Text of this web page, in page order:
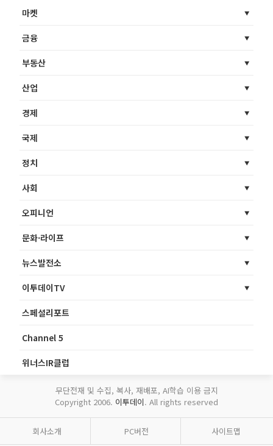
마켓
금융
부동산
산업
경제
국제
정치
사회
오피니언
문화·라이프
뉴스발전소
이투데이TV
스페셜리포트
Channel 5
위너스IR클럽
무단전재 및 수집, 복사, 재배포, AI학습 이용 금지
Copyright 2006. 이투데이. All rights reserved
회사소개 PC버전 사이트맵